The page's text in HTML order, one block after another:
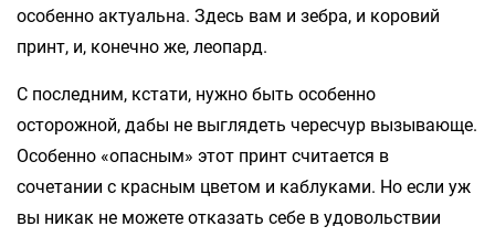
особенно актуальна. Здесь вам и зебра, и коровий
принт, и, конечно же, леопард.
С последним, кстати, нужно быть особенно
осторожной, дабы не выглядеть чересчур вызывающе.
Особенно «опасным» этот принт считается в
сочетании с красным цветом и каблуками. Но если уж
вы никак не можете отказать себе в удовольствии